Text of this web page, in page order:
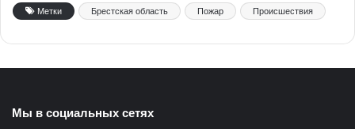
Метки Брестская область Пожар Происшествия
Мы в социальных сетях